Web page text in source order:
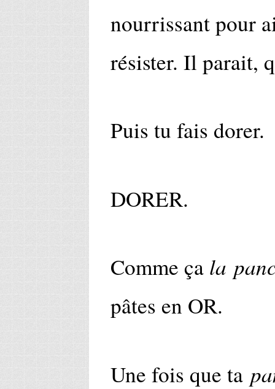
nourrissant pour
résister. Il parait,
Puis tu fais dorer.
DORER.
Comme ça la
pâtes en OR.
Une fois que ta